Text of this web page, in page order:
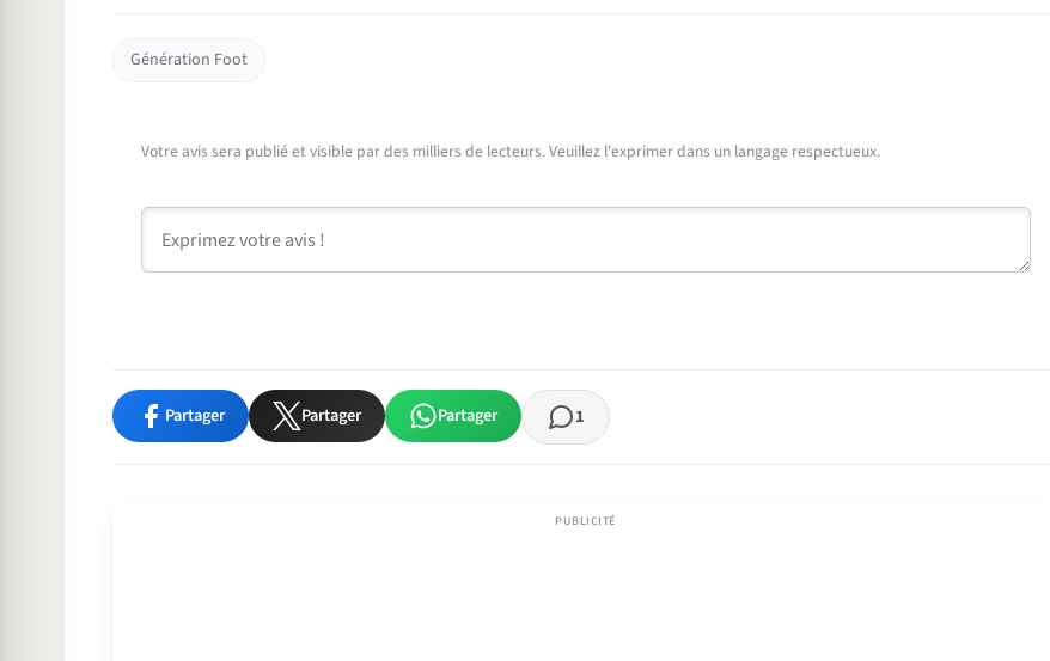
Génération Foot
Votre avis sera publié et visible par des milliers de lecteurs. Veuillez l'exprimer dans un langage respectueux.
Commentaire
Partager Partager Partager 1